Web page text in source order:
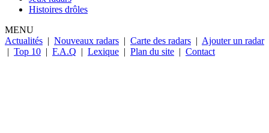
Histoires drôles
MENU
Actualités | Nouveaux radars | Carte des radars | Ajouter un radar
| Top 10 | F.A.Q | Lexique | Plan du site | Contact